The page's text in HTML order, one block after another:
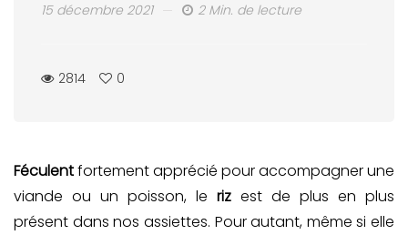
15 décembre 2021 2 Min. de lecture
2814 0
Féculentfortement apprécié pour accompagner une
viande ou un poisson, le riz est de plus en plus
présent dans nos assiettes. Pour autant, même si elle